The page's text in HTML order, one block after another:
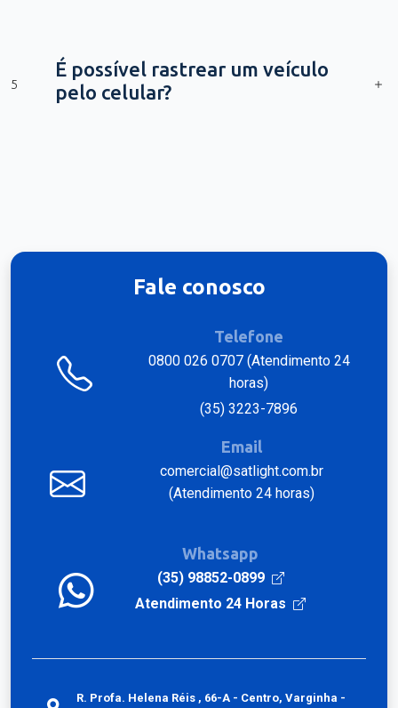
5
É possível rastrear um veículo
pelo celular?
Fale conosco
Telefone
0800 026 0707 (Atendimento 24
horas)
(35) 3223-7896
Email
comercial@satlight.com.br
(Atendimento 24 horas)
Whatsapp
(35) 98852-0899
Atendimento 24 Horas
R. Profa. Helena Réis , 66-A - Centro, Varginha -